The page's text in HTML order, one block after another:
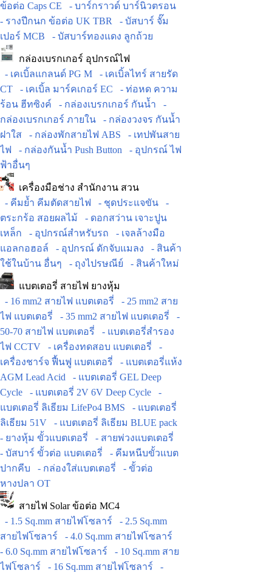
ข้อต่อ Caps CE
- บาร์กราวด์ บาร์นิวตรอน
- รางปีกนก ข้อต่อ UK TBR
- บัสบาร์ จั๊ม
เปอร์ MCB
- บัสบาร์ทองแดง ลูกถ้วย
กล่องเบรกเกอร์ อุปกรณ์ไฟ
- เคเบิ้ลแกลนด์ PG M
- เคเบิ้ลไทร์ สายรัด
CT
- เคเบิ้ล มาร์คเกอร์ EC
- ท่อหด ความ
ร้อน ฮีทซิงค์
- กล่องเบรกเกอร์ กันน้ำ
-
กล่องเบรกเกอร์ ภายใน
- กล่องวงจร กันน้ำ
ฝาใส
- กล่องพักสายไฟ ABS
- เทปพันสาย
ไฟ
- กล่องกันน้ำ Push Button
- อุปกรณ์ ไฟ
ฟ้าอื่นๆ
เครื่องมือช่าง สำนักงาน สวน
- คีมย้ำ คีมตัดสายไฟ
- ชุดประแจขัน
-
ตระกร้อ สอยผลไม้
- ดอกสว่าน เจาะปูน
เหล็ก
- อุปกรณ์สำหรับรถ
- เจลล้างมือ
แอลกอฮอล์
- อุปกรณ์ ดักจับแมลง
- สินค้า
ใช้ในบ้าน อื่นๆ
- ถุงไปรษณีย์ - สินค้าใหม่
แบตเตอรี่ สายไฟ ยางหุ้ม
- 16 mm2 สายไฟ แบตเตอรี่
- 25 mm2 สาย
ไฟ แบตเตอรี่
- 35 mm2 สายไฟ แบตเตอรี่
-
50-70 สายไฟ แบตเตอรี่
- แบตเตอรี่สำรอง
ไฟ CCTV
- เครื่องทดสอบ แบตเตอรี่
-
เครื่องชาร์จ ฟื้นฟู แบตเตอรี่
- แบตเตอรี่แห้ง
AGM Lead Acid
- แบตเตอรี่ GEL Deep
Cycle
- แบตเตอรี่ 2V 6V Deep Cycle
-
แบตเตอรี่ ลิเธียม LifePo4 BMS
- แบตเตอรี่
ลิเธียม 51V
- แบตเตอรี่ ลิเธียม BLUE pack
- ยางหุ้ม ขั้วแบตเตอรี่
- สายพ่วงแบตเตอรี่
- บัสบาร์ ขั้วต่อ แบตเตอรี่
- คีมหนีบขั้วแบต
ปากคีบ
- กล่องใส่แบตเตอรี่
- ขั้วต่อ
หางปลา OT
สายไฟ Solar ข้อต่อ MC4
- 1.5 Sq.mm สายไฟโซลาร์
- 2.5 Sq.mm
สายไฟโซลาร์
- 4.0 Sq.mm สายไฟโซลาร์
- 6.0 Sq.mm สายไฟโซลาร์
- 10 Sq.mm สาย
ไฟโซลาร์
- 16 Sq.mm สายไฟโซลาร์
-